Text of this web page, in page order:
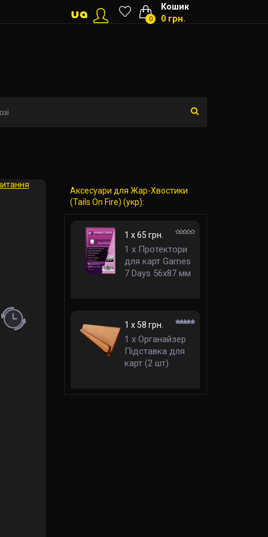
Кошик
0 0 грн.
українською)
Аксесуари для Жар-Хвостики
(Tails On Fire) (укр):
1 x 65 грн.
1 x Протектори
для карт Games
7 Days 56x87 мм
1 x 58 грн.
1 x Органайзер
Підставка для
карт (2 шт)